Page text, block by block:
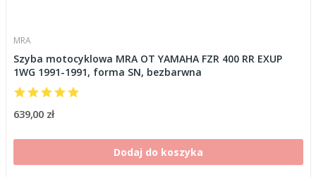
MRA
Szyba motocyklowa MRA OT YAMAHA FZR 400 RR EXUP
1WG 1991-1991, forma SN, bezbarwna
639,00 zł
Dodaj do koszyka